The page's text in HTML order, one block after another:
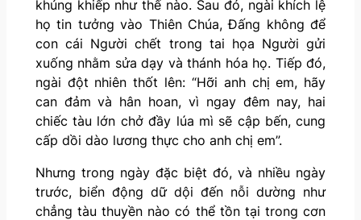
khủng khiếp như thế nào. Sau đó, ngài khích lệ
họ tin tưởng vào Thiên Chúa, Đấng không để
con cái Người chết trong tai họa Người gửi
xuống nhằm sửa dạy và thánh hóa họ. Tiếp đó,
ngài đột nhiên thốt lên: “Hỡi anh chị em, hãy
can đảm và hân hoan, vì ngay đêm nay, hai
chiếc tàu lớn chở đầy lúa mì sẽ cập bến, cung
cấp dồi dào lương thực cho anh chị em”.
Nhưng trong ngày đặc biệt đó, và nhiều ngày
trước, biển động dữ dội đến nỗi dường như
chẳng tàu thuyền nào có thể tồn tại trong cơn